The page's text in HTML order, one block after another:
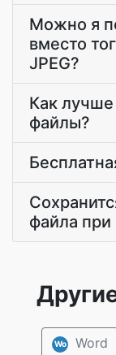
Можно я
вместо
JPEG?
Как лучше
файлы?
файла при
Wo Word